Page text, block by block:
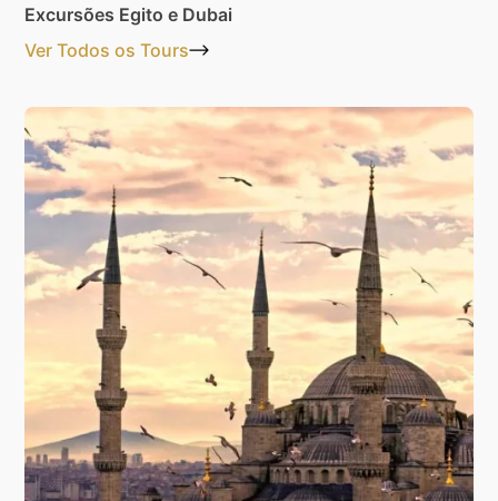
Excursões Egito e Dubai
Ver Todos os Tours